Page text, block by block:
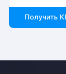
Получить